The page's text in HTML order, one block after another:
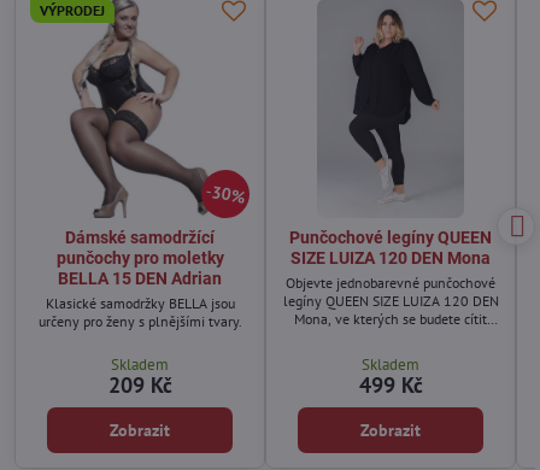
30%
VÝPRODEJ
Dámské samodržící
punčochy pro moletky
BELLA 15 DEN Adrian
Klasické samodržky BELLA jsou
určeny pro ženy s plnějšími tvary.
Skladem
209 Kč
Zobrazit
Punčochové legíny QUEEN
SIZE LUIZA 120 DEN Mona
Objevte jednobarevné punčochové
legíny QUEEN SIZE LUIZA 120 DEN
Mona, ve kterých se budete cítit
Skladem
499 Kč
Zobrazit